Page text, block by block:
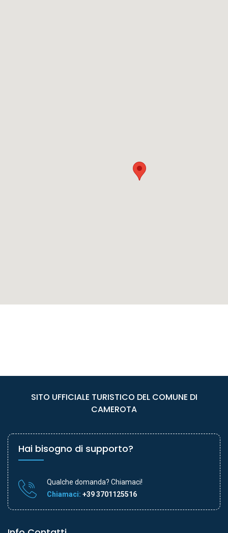
SITO UFFICIALE TURISTICO DEL COMUNE DI
CAMEROTA
Hai bisogno di supporto?
Qualche domanda? Chiamaci!
Chiamaci: +39 3701125516